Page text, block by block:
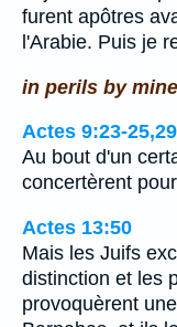
furent apôtres
l'Arabie. Puis je
in perils by
Actes 9:23-25,29
Au bout d'un
concertèrent
Actes 13:50
Mais les Juifs
distinction et les
provoquèrent